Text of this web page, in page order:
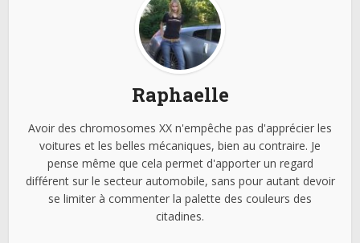
Raphaelle
Avoir des chromosomes XX n'empêche pas d'apprécier les
voitures et les belles mécaniques, bien au contraire. Je
pense même que cela permet d'apporter un regard
différent sur le secteur automobile, sans pour autant devoir
se limiter à commenter la palette des couleurs des
citadines.